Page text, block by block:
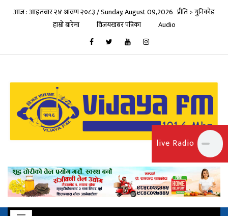
आज : आइतबार २४ श्रावण २०८३ / Sunday, August 09,2026 प्रीति > युनिकोड
हाम्रो बारेमा
विजयखबर पत्रिका Audio
live Radio